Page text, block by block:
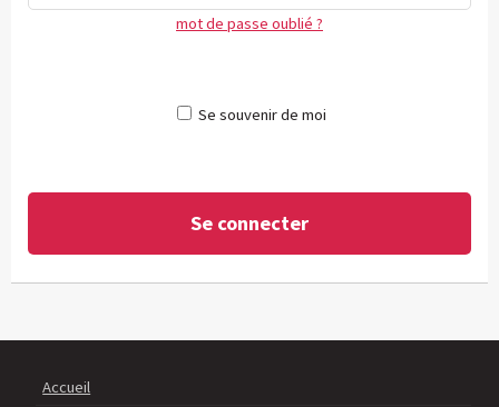
mot de passe oublié ?
Se souvenir de moi
Accueil